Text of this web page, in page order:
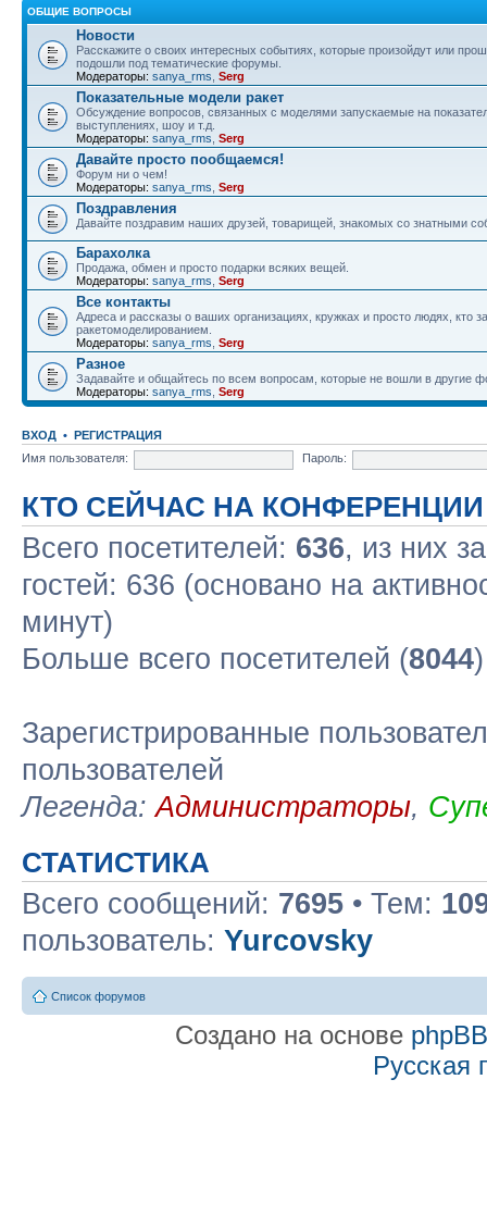
ОБЩИЕ ВОПРОСЫ
Новости
Расскажите о своих интересных событиях, которые произойдут или
подошли под тематические форумы.
Модераторы: sanya_rms Serg
Показательные модели ракет
Обсуждение вопросов, связанных с моделями запускаемые на
выступлениях, шоу и т.д.
Модераторы: sanya_rms Serg
Давайте просто пообщаемся!
Форум ни о чем!
Модераторы: sanya_rms Serg
Поздравления
Давайте поздравим наших друзей, товарищей, знакомых со знатными
Барахолка
Продажа, обмен и просто подарки всяких вещей.
Модераторы: sanya_rms Serg
Все контакты
Адреса и рассказы о ваших организациях, кружках и просто людях, кто
ракетомоделированием.
Модераторы: sanya_rms Serg
Разное
Задавайте и общайтесь по всем вопросам, которые не вошли в другие
Модераторы: sanya_rms Serg
ВХОД • РЕГИСТРАЦИЯ
Имя пользователя:
Пароль:
КТО СЕЙЧАС НА КОНФЕРЕНЦИИ
Всего посетителей: 636, из них
гостей: 636 (основано на
минут)
Больше всего посетителей (8044
Зарегистрированные
пользователей
Легенда:Администраторы,
СТАТИСТИКА
Всего сообщений: 7695 • Тем:
пользователь: Yurcovsky
Список форумов
Создано на основе phpBB
Русская